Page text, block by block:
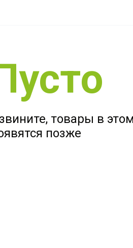
товары в
позже